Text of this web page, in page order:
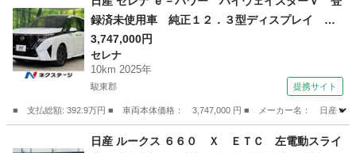
録済未使用車 純正１２．３型ディスプレイ 両
側電動ドア 全周囲カメラ 衝突被害軽減システ
ム プロパイロット コーナーセンサー スマー
トキー ＬＥＤヘッド ＥＴＣ 純正１６インチ
3,747,000円
セレナ
10km 2025年
駿東郡 提携サイト
■ 支払総額: 392.9万円 ■ 車両本体価格： 3,747,000 円 ■ メーカー名： 日産 ■
セレナ
日産 ルークス ６６０ Ｘ ＥＴＣ 左電動スライ